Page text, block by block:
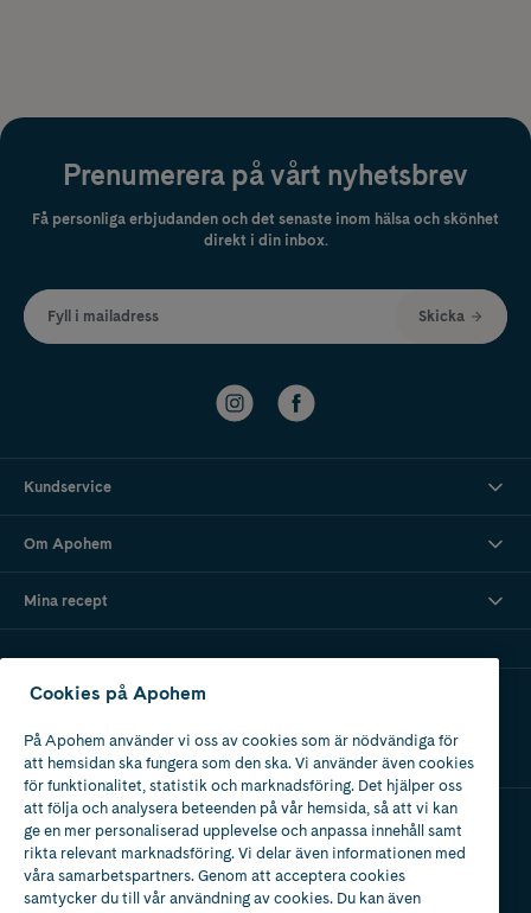
Prenumerera på vårt nyhetsbrev
Få personliga erbjudanden och det senaste inom hälsa och skönhet
direkt i din inbox.
Fyll i mailadress Skicka
Kundservice
Om Apohem
Mina recept
Ladda ner vår app
Apotek med tillstånd
av Läkemedelsverket
Cookies på Apohem
På Apohem använder vi oss av cookies som är nödvändiga för
att hemsidan ska fungera som den ska. Vi använder även cookies
för funktionalitet, statistik och marknadsföring. Det hjälper oss
att följa och analysera beteenden på vår hemsida, så att vi kan
ge en mer personaliserad upplevelse och anpassa innehåll samt
rikta relevant marknadsföring. Vi delar även informationen med
våra samarbetspartners. Genom att acceptera cookies
samtycker du till vår användning av cookies. Du kan även